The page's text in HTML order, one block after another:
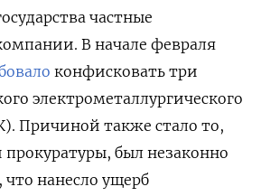
частные
В начале февраля
конфисковать три
электрометаллургического
Причиной также стало то,
прокуратуры, был незаконно
нанесло ущерб